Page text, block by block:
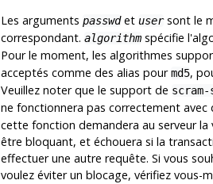
Les arguments passwdet usersont le
correspondant. algorithmspécifie
Pour le moment, les algorithmes
acceptés comme des alias pourmd5,
Veuillez noter que le support de scram-
ne fonctionnera pas correctement avec
cette fonction demandera au serveur
être bloquant, et échouera si la
effectuer une autre requête. Si vous
voulez éviter un blocage, vérifiez vous-